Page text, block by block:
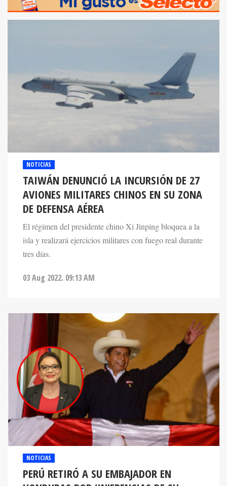
TAIWÁN DENUNCIÓ LA INCURSIÓN DE 27
AVIONES MILITARES CHINOS EN SU ZONA
DE DEFENSA AÉREA
El régimen del presidente chino Xi Jinping bloquea a la
isla y realizará ejercicios militares con fuego real durante
tres días.
NOTICIAS
PERÚ RETIRÓ A SU EMBAJADOR EN
HONDURAS POR 'INJERENCIAS DE SU